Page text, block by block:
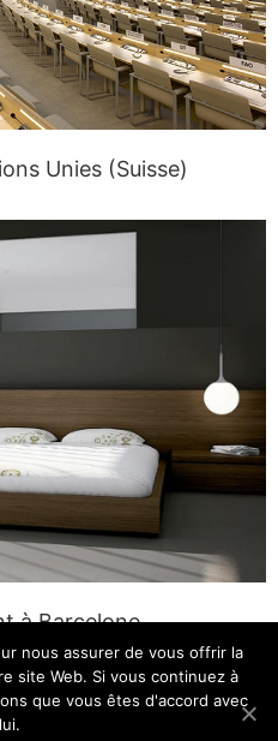
Unies (Suisse)
à Barcelone
3 Thème
nous assurer de vous offrir la
site Web. Si vous continuez à
que vous êtes d'accord avec
lui.